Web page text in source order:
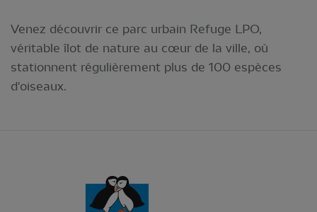
Venez découvrir ce parc urbain Refuge LPO,
véritable îlot de nature au cœur de la ville, où
stationnent régulièrement plus de 100 espèces
d'oiseaux.